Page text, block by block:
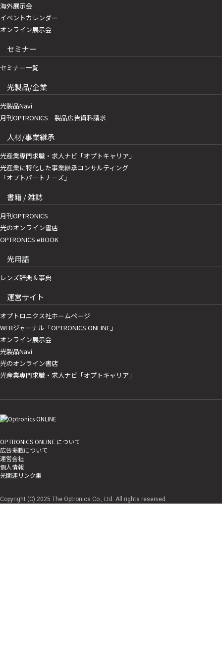
海外展示会
イベントカレンダー
オンライン展示会
セミナー
セミナー一覧
光製品/企業
光製品Navi
月刊OPTRONICS 製品広告資料請求
人材/事業継承
光産業専門求職・求人ナビ「オプトキャリア」
光産業に特化した事業継承コンサルティング
「オプトパートナーズ」
書籍 / 雑誌
月刊OPTRONICS
光のオンライン書店
OPTRONICS eBOOK
光用語
レンズ辞典＆事典
運営サイト
オプトロニクス社ホームページ
WEBジャーナル「OPTRONICS ONLINE」
オンライン展示会
光製品Navi
光のオンライン書店
光産業専門求職・求人ナビ「オプトキャリア」
OPTRONICS ONLINE について
広告掲載について
運営会社
個人情報
光関連リンク集
Copyright (C) 2025 The Optronics Co., Ltd. All rights reserved.